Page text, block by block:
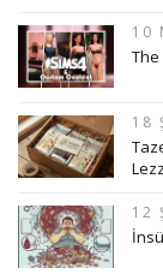
10
The
18
12